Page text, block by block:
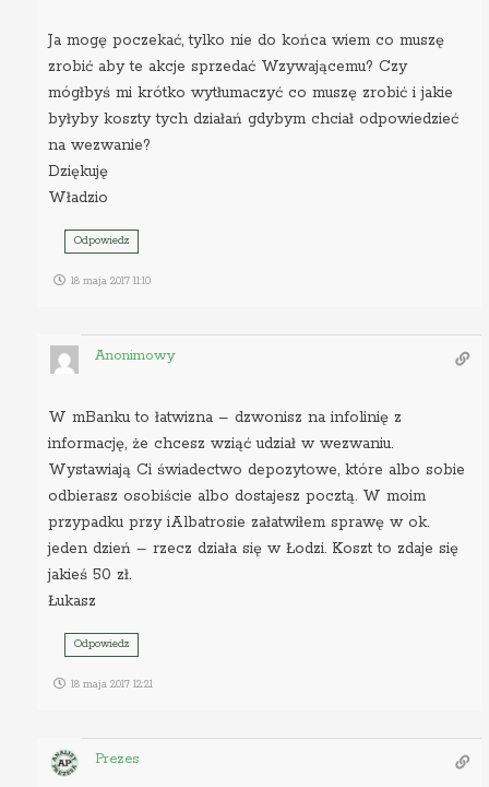
Ja mogę poczekać, tylko nie do końca wiem co muszę
zrobić aby te akcje sprzedać Wzywającemu? Czy
mógłbyś mi krótko wytłumaczyć co muszę zrobić i jakie
byłyby koszty tych działań gdybym chciał odpowiedzieć
na wezwanie?
Dziękuję
Władzio
Odpowiedz
18 maja 2017 11:10
Anonimowy
W mBanku to łatwizna – dzwonisz na infolinię z
informację, że chcesz wziąć udział w wezwaniu.
Wystawiają Ci świadectwo depozytowe, które albo sobie
odbierasz osobiście albo dostajesz pocztą. W moim
przypadku przy iAlbatrosie załatwiłem sprawę w ok.
jeden dzień – rzecz działa się w Łodzi. Koszt to zdaje się
jakieś 50 zł.
Łukasz
Odpowiedz
18 maja 2017 12:21
Prezes